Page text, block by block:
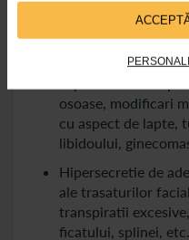
Aceste simptome apar
osoase, modificari
cu aspect de lapte,
libidoului,
Hipersecretie de
ale trasaturilor
transpiratii
ficatului, splinei, etc.